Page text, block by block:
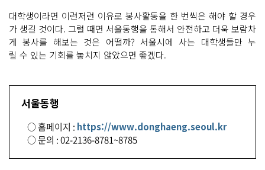
대학생이라면 이런저런 이유로 봉사활동을 한 번씩은 해야 할 경우
가 생길 것이다. 그럴 때면 서울동행을 통해서 안전하고 더욱 보람차
게 봉사를 해보는 것은 어떨까? 서울시에 사는 대학생들만 누
릴 수 있는 기회를 놓치지 않았으면 좋겠다.
서울동행
○ 홈페이지 : https://www.donghaeng.seoul.kr
○ 문의 : 02-2136-8781~8785